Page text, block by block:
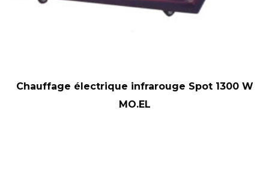
Chauffage électrique infrarouge Spot 1300 W
MO.EL